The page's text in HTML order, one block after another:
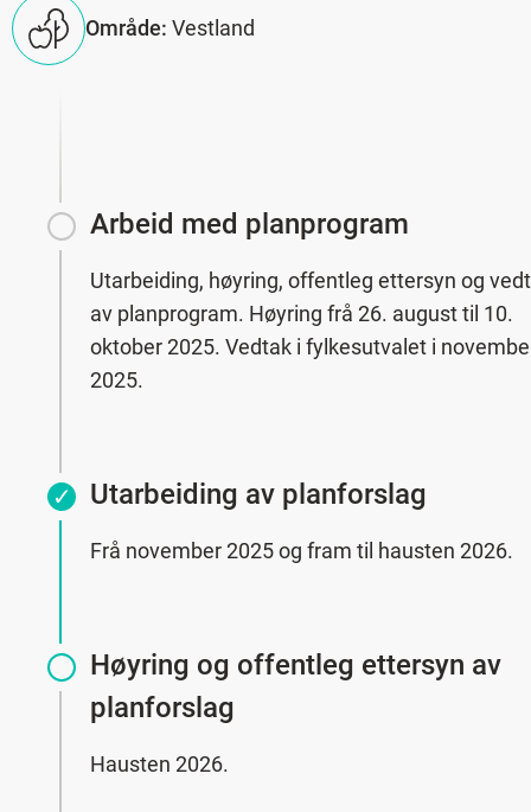
Område: Vestland
Arbeid med planprogram
Utarbeiding, høyring, offentleg ettersyn og
av planprogram. Høyring frå 26. august til 10.
oktober 2025. Vedtak i fylkesutvalet i
2025.
Utarbeiding av planforslag
Frå november 2025 og fram til hausten 2026.
Høyring og offentleg ettersyn av
planforslag
Hausten 2026.